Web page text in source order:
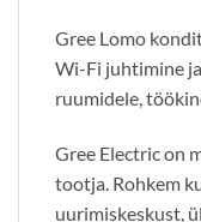
Gree Lomo
Wi-Fi juhtimine
ruumidele,
Gree Electric on
tootja. Rohkem
uurimiskeskust,